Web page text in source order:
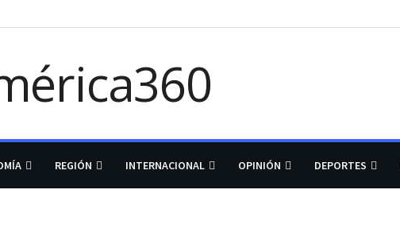
REGIÓN INTERNACIONAL OPINIÓN DEPORTES